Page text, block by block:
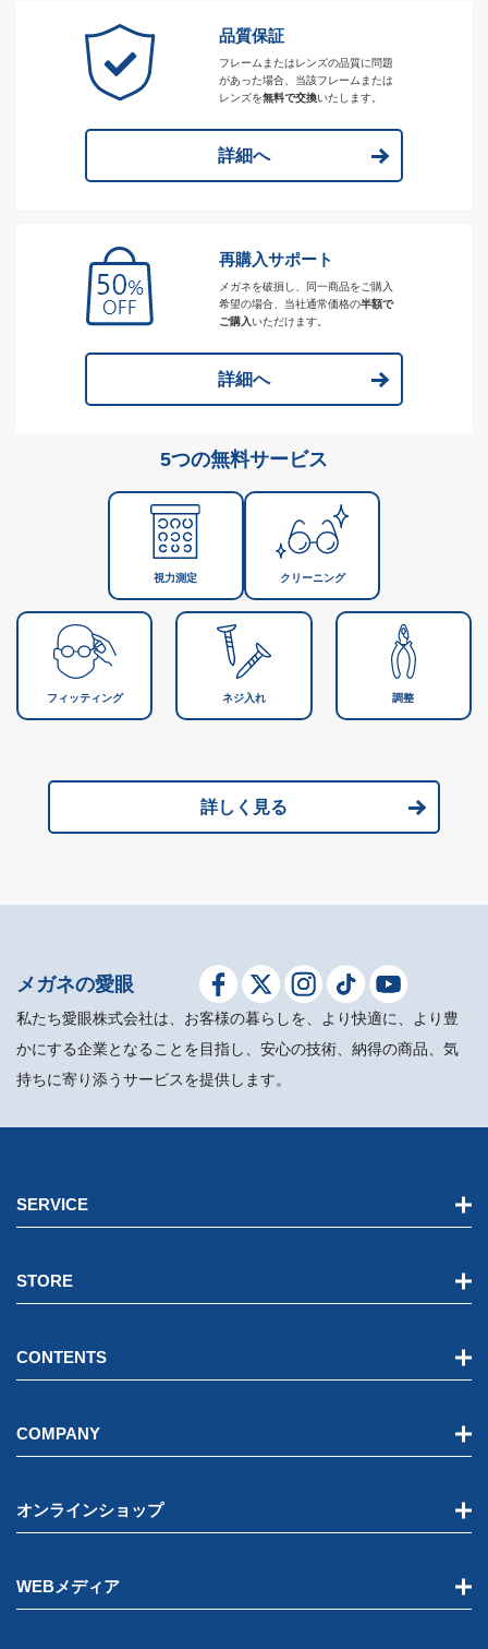
品質保証
フレームまたはレンズの品質に問題
があった場合、当該フレームまたは
レンズを無料で交換いたします。
詳細へ
再購入サポート
メガネを破損し、同一商品をご購入
希望の場合、当社通常価格の半額で
ご購入いただけます。
詳細へ
5つの無料サービス
視力測定 クリーニング
フィッティング ネジ入れ 調整
詳しく見る
メガネの愛眼
私たち愛眼株式会社は、お客様の暮らしを、より快適に、より豊
かにする企業となることを目指し、安心の技術、納得の商品、気
持ちに寄り添うサービスを提供します。
SERVICE
STORE
CONTENTS
COMPANY
オンラインショップ
WEBメディア